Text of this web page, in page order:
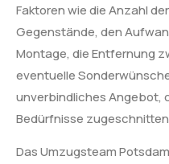
Faktoren wie die Anzahl
Gegenstände, den
Montage, die Entfernung
eventuelle
unverbindliches Angebot,
Bedürfnisse
Das Umzugsteam